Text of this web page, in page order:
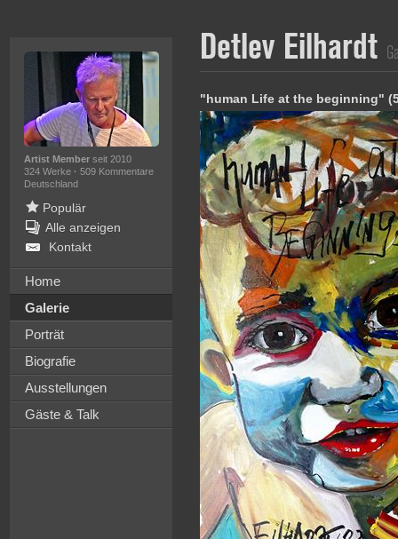
Artist Memberseit 2010
324 Werke · 509 Kommentare
Deutschland
Populär
Alle anzeigen
Kontakt
Home
Galerie
Porträt
Biografie
Ausstellungen
Gäste & Talk
Detlev Eilhardt
"human Life at the beginning"